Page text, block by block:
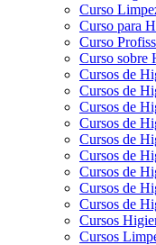
Curso
Curso para
Curso
Curso sobre
Cursos de
Cursos de
Cursos de
Cursos de
Cursos de
Cursos de
Cursos de
Cursos de
Cursos de
Cursos
Cursos